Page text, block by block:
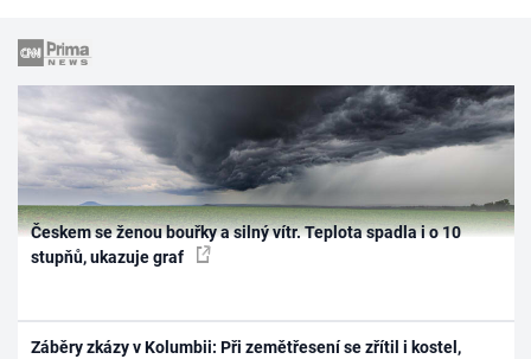
Českem se ženou bouřky a silný vítr. Teplota spadla i o 10
stupňů, ukazuje graf
Záběry zkázy v Kolumbii: Při zemětřesení se zřítil i kostel,